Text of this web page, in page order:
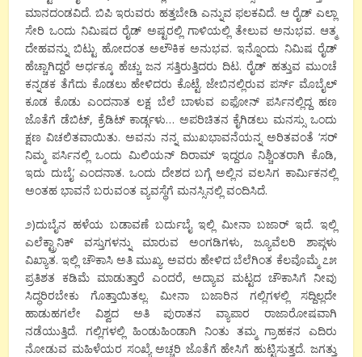
ಮಾನದಂಡವಿದೆ. ಬಿಪಿ ಇರುವರು ಹತ್ತಬೇಡಿ ಎನ್ನುವ ಫಲಕವಿದೆ. ಆ ರೈಡ್ ಎಲ್ಲಾ
ಸೇರಿ ಒಂದು ನಿಮಿಷದ ರೈಡ್ ಅಷ್ಟರಲ್ಲಿ ಗಾಳಿಯಲ್ಲಿ ತೇಲುವ ಅನುಭವ. ಆತ್ಮ
ದೇಹವನ್ನು ಬಿಟ್ಟು ಹೋದಂತ ಅಲೌಕಿಕ ಅನುಭವ. ಇನ್ನೊಂದು ನಿಮಿಷ ರೈಡ್
ಹೆಚ್ಚಾಗಿದ್ದರೆ ಅರ್ಧಕ್ಕೂ ಹೆಚ್ಚು ಜನ ಸತ್ತಿರುತ್ತಿದರು ದಿಟ. ರೈಡ್ ಹತ್ತುವ ಮುಂಚೆ
ಕನ್ನಡಕ ತೆಗೆದು ಕೊಡಲು ಹೇಳಿದರು ಕೊಟ್ಟೆ. ಜೇಬಿನಲ್ಲಿರುವ ಪರ್ಸ್ ಮೊಬೈಲ್
ಕೂಡ ಕೊಡು ಎಂದನಾತ ಲಕ್ಷ ಬೆಲೆ ಬಾಳುವ ಐಫೋನ್ ಪರ್ಸಿನಲ್ಲಿದ್ದ ಹಣ
ಜೊತೆಗೆ ಡೆಬಿಟ್, ಕ್ರೆಡಿಟ್ ಕಾರ್ಡ್ಗಳು… ಅಪರಿಚಿತನ ಕೈಗಿಡಲು ಮನಸ್ಸು ಒಂದು
ಕ್ಷಣ ವಿಚಲಿತವಾಯಿತು. ಅವನು ನನ್ನ ಮುಖಭಾವನೆಯನ್ನ ಅರಿತವಂತೆ ‘ಸರ್
ನಿಮ್ಮ ಪರ್ಸಿನಲ್ಲಿ ಒಂದು ಮಿಲಿಯನ್ ದಿರಾಮ್ ಇದ್ದರೂ ನಿಶ್ಚಿಂತರಾಗಿ ಕೊಡಿ,
ಇದು ದುಬೈ’ ಎಂದನಾತ. ಒಂದು ದೇಶದ ಬಗ್ಗೆ ಅಲ್ಲಿನ ವಲಸಿಗ ಕಾರ್ಮಿಕನಲ್ಲಿ
ಅಂತಹ ಭಾವನೆ ಬರುವಂತ ವ್ಯವಸ್ಥೆಗೆ ಮನಸ್ಸಿನಲ್ಲಿ ವಂದಿಸಿದೆ.
೨)ದುಬೈನ ಹಳೆಯ ಬಡಾವಣೆ ಬರ್ದುಬೈ ಇಲ್ಲಿ ಮೀನಾ ಬಜಾರ್ ಇದೆ. ಇಲ್ಲಿ
ಎಲೆಕ್ಟ್ರಾನಿಕ್ ವಸ್ತುಗಳನ್ನು ಮಾರುವ ಅಂಗಡಿಗಳು, ಜ್ಯೂವೆಲರಿ ಶಾಪ್ಗಳು
ವಿಖ್ಯಾತ. ಇಲ್ಲಿ ಚೌಕಾಸಿ ಅತಿ ಮುಖ್ಯ. ಅವರು ಹೇಳಿದ ಬೆಲೆಗಿಂತ ಕೆಲವೊಮ್ಮೆ ೭೫
ಪ್ರತಿಶತ ಕಡಿಮೆ ಮಾಡುತ್ತಾರೆ ಎಂದರೆ, ಅದ್ಯಾವ ಮಟ್ಟದ ಚೌಕಾಸಿಗೆ ನೀವು
ಸಿದ್ಧರಿರಬೇಕು ಗೊತ್ತಾಯಿತಲ್ಲ. ಮೀನಾ ಬಜಾರಿನ ಗಲ್ಲಿಗಳಲ್ಲಿ ಸದ್ದಿಲ್ಲದೇ
ಹಾಡುಹಗಲೇ ವಿಶ್ವದ ಅತಿ ಪುರಾತನ ವ್ಯಾಪಾರ ರಾಜಾರೋಷವಾಗಿ
ನಡೆಯುತ್ತಿದೆ. ಗಲ್ಲಿಗಳಲ್ಲಿ ಹಿಂಡುಹಿಂಡಾಗಿ ನಿಂತು ತಮ್ಮ ಗ್ರಾಹಕನ ಎದಿರು
ನೋಡುವ ಮಹಿಳೆಯರ ಸಂಖ್ಯೆ ಅಚ್ಚರಿ ಜೊತೆಗೆ ಹೇಸಿಗೆ ಹುಟ್ಟಿಸುತ್ತದೆ. ಜಗತ್ತು